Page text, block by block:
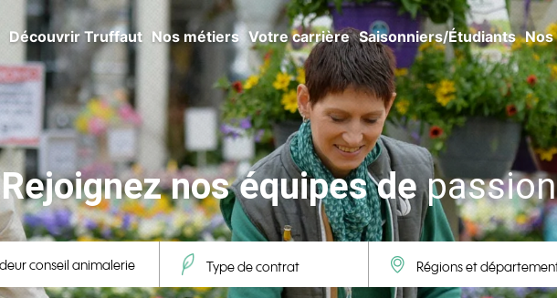
Découvrir Truffaut Nos métiers Votre carrière Saisonniers/Étudiants
Rejoignez nos équipes de